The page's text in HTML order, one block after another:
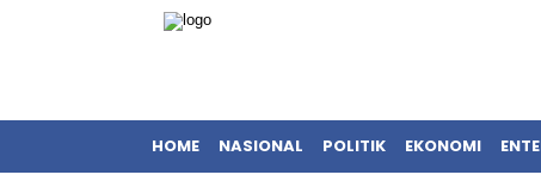
HOME NASIONAL POLITIK EKONOMI